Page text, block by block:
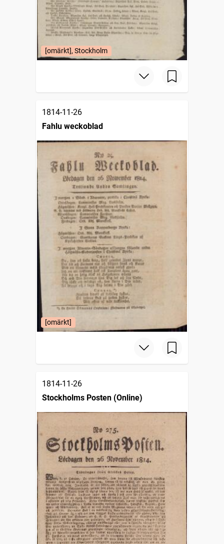
[omärkt], Stockholm
1814-11-26
Fahlu weckoblad
[omärkt]
1814-11-26
Stockholms Posten (Online)